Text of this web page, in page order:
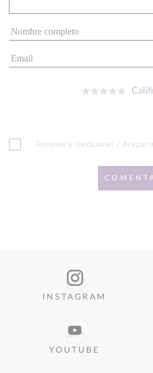
Términos y condiciones / Acepto
INSTAGRAM
YOUTUBE